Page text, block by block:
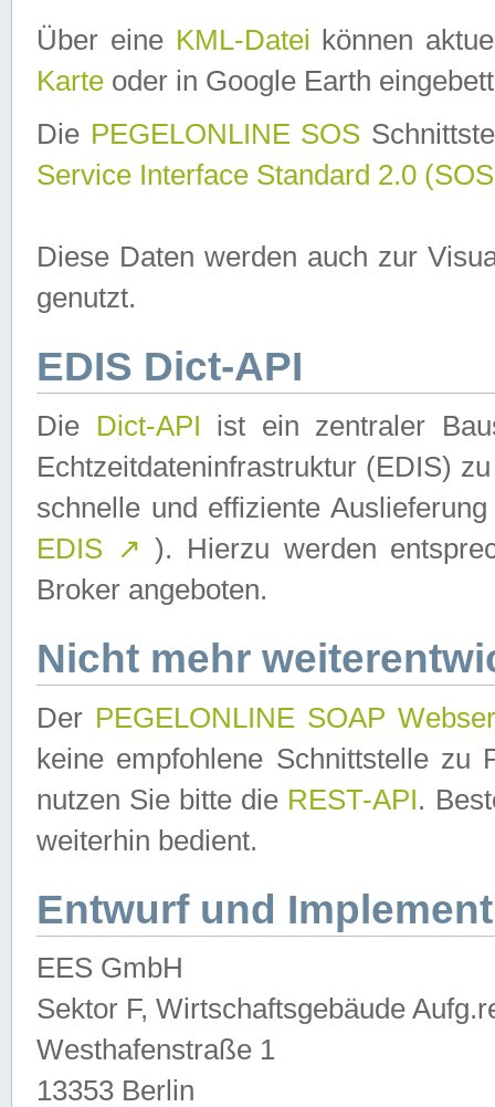
Über eine KML-Datei können
Karte oder in Google Earth
Die PEGELONLINE SOS
Service Interface Standard 2.0
Diese Daten werden auch zur
genutzt.
EDIS Dict-API
Die Dict-API ist ein zentraler
Echtzeitdateninfrastruktur (EDIS)
schnelle und effiziente
EDIS ↗ ). Hierzu werden
Broker angeboten.
Nicht mehr
Der PEGELONLINE SOAP
keine empfohlene Schnittstelle zu
nutzen Sie bitte die REST-API.
weiterhin bedient.
Entwurf und
EES GmbH
Sektor F, Wirtschaftsgebäude
Westhafenstraße 1
13353 Berlin